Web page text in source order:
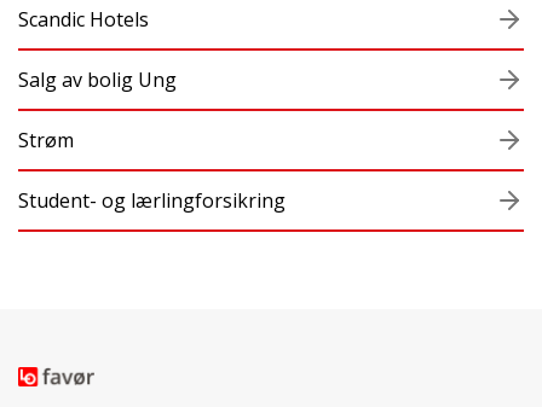
Scandic Hotels
Salg av bolig Ung
Strøm
Student- og lærlingforsikring